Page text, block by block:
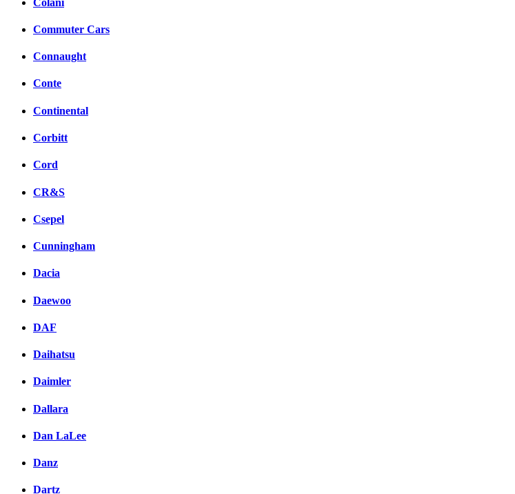
Commuter Cars
Connaught
Conte
Continental
Corbitt
Cord
CR&S
Csepel
Cunningham
Dacia
Daewoo
DAF
Daihatsu
Daimler
Dallara
Dan LaLee
Danz
Dartz